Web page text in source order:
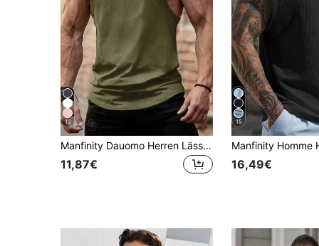
13
Manfinity Dauomo Herren Lässig einfarbiges T-Shirt mit Rundhalsausschnitt und ärmellos, vielseitig für den Sommer
11,87€
15
16,49€